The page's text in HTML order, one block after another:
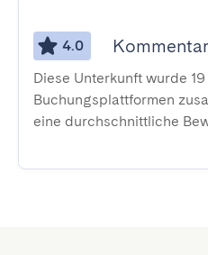
4.0
Diese Unterkunft wurde
Buchungsplattformen
eine durchschnittliche